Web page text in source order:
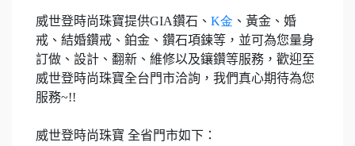
威世登時尚珠寶提供GIA鑽石、 K金 、黃金、婚
戒、結婚鑽戒、鉑金、鑽石項鍊等，並可為您量身
訂做、設計、翻新、維修以及鑲鑽等服務，歡迎至
威世登時尚珠寶全台門市洽詢，我們真心期待為您
服務~!!
威世登時尚珠寶 全省門市如下：